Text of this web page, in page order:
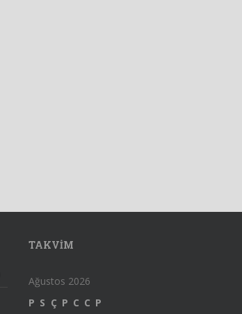
TAKVIM
Ağustos 2026
P S Ç P C C P